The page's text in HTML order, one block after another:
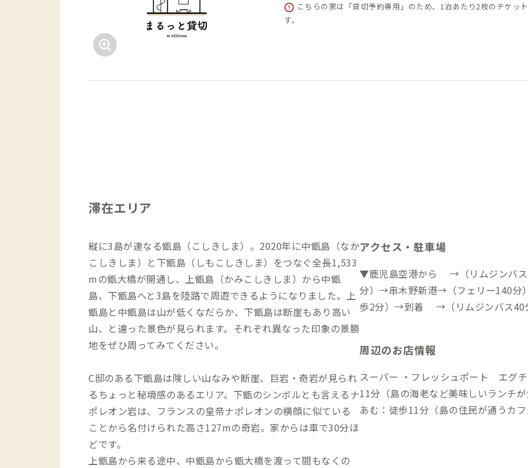
こちらの家は「貸切予約専用」のため、1泊あたり2枚のチケッ
す。
滞在エリア
縦に3島が連なる甑島（こしきしま）。2020年に中甑島（なか
こしきしま）と下甑島（しもこしきしま）をつなぐ全長1,533
mの甑大橋が開通し、上甑島（かみこしきしま）から中甑
島、下甑島へと3島を陸路で周遊できるようになりました。上
甑島と中甑島は山が低くなだらか、下甑島は断崖もあり高い
山、と違った景色が見られます。それぞれ異なった印象の景勝
地をぜひ周ってみてください。
C邸のある下甑島は険しい山なみや断崖、巨岩・奇岩が見られ
るちょっと秘境感のあるエリア。下甑のシンボルとも言えるナ
ポレオン岩は、フランスの皇帝ナポレオンの横顔に似ている
ことから名付けられた高さ127mの奇岩。家からは車で30分ほ
どです。
上甑島から来る途中、中甑島から甑大橋を渡って間もなくの
アクセス・駐車場
▼鹿児島空港から →（リムジンバ
分）→串木野新港→（フェリー140
歩2分）→到着 →（リムジンバス40
（シャトルバス25分）→川内港→（
白木→（徒歩2分）→到着 ※鹿児島空港周辺、甑島島内にレンタカー会社が各
社あります。お車での移動を検討さ
周辺のお店情報
スーパー ・フレッシュポート エグチ：徒歩4分 飲食店 ・
11分（島の海老など美味しいランチ
あむ：徒歩11分（島の住民が通うカ